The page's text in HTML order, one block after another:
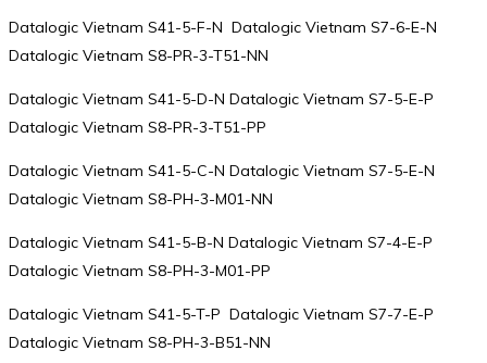
Datalogic Vietnam S41-5-F-N Datalogic Vietnam S7-6-E-N
Datalogic Vietnam S8-PR-3-T51-NN
Datalogic Vietnam S41-5-D-N Datalogic Vietnam S7-5-E-P
Datalogic Vietnam S8-PR-3-T51-PP
Datalogic Vietnam S41-5-C-N Datalogic Vietnam S7-5-E-N
Datalogic Vietnam S8-PH-3-M01-NN
Datalogic Vietnam S41-5-B-N Datalogic Vietnam S7-4-E-P
Datalogic Vietnam S8-PH-3-M01-PP
Datalogic Vietnam S41-5-T-P Datalogic Vietnam S7-7-E-P
Datalogic Vietnam S8-PH-3-B51-NN